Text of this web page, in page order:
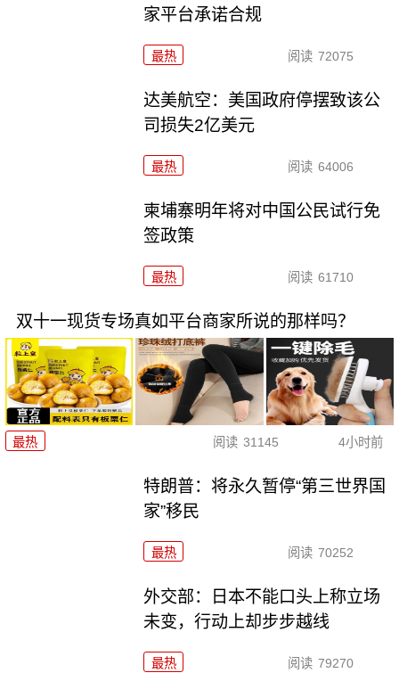
家平台承诺合规
最热 阅读 72075
达美航空：美国政府停摆致该公
司损失2亿美元
最热 阅读 64006
柬埔寨明年将对中国公民试行免
签政策
最热 阅读 61710
双十一现货专场真如平台商家所说的那样吗？
最热 阅读 31145 4小时前
特朗普：将永久暂停“第三世界国
家”移民
最热 阅读 70252
外交部：日本不能口头上称立场
未变，行动上却步步越线
最热 阅读 79270